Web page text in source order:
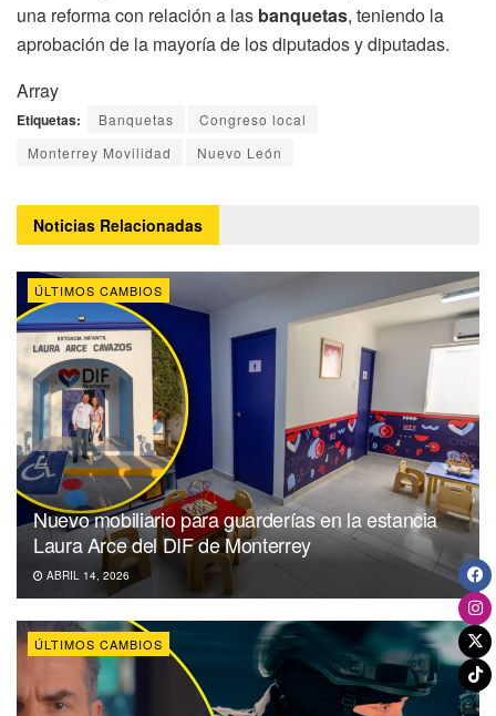
una reforma con relación a las banquetas, teniendo la
aprobación de la mayoría de los diputados y diputadas.
Array
Etiquetas: Banquetas
Congreso local
Monterrey Movilidad
Nuevo León
Noticias Relacionadas
ÚLTIMOS CAMBIOS
Nuevo mobiliario para guarderías en la estancia
Laura Arce del DIF de Monterrey
ABRIL 14, 2026
ÚLTIMOS CAMBIOS